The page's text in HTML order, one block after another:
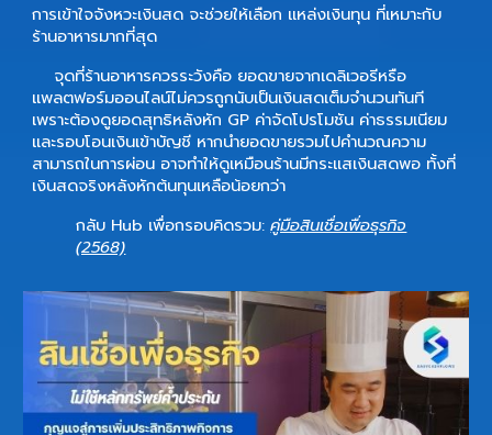
การเข้าใจจังหวะเงินสด จะช่วยให้เลือก แหล่งเงินทุน ที่เหมาะกับ
ร้านอาหารมากที่สุด
จุดที่ร้านอาหารควรระวังคือ ยอดขายจากเดลิเวอรีหรือ
แพลตฟอร์มออนไลน์ไม่ควรถูกนับเป็นเงินสดเต็มจำนวนทันที
เพราะต้องดูยอดสุทธิหลังหัก GP ค่าจัดโปรโมชัน ค่าธรรมเนียม
และรอบโอนเงินเข้าบัญชี หากนำยอดขายรวมไปคำนวณความ
สามารถในการผ่อน อาจทำให้ดูเหมือนร้านมีกระแสเงินสดพอ ทั้งที่
เงินสดจริงหลังหักต้นทุนเหลือน้อยกว่า
กลับ Hub เพื่อกรอบคิดรวม:คู่มือสินเชื่อเพื่อธุรกิจ
(2568)